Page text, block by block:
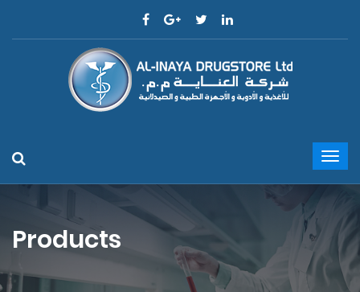
Products